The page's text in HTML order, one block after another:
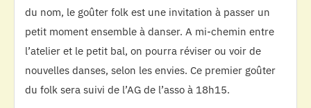
du nom, le goûter folk est une invitation à passer un
petit moment ensemble à danser. A mi-chemin entre
l’atelier et le petit bal, on pourra réviser ou voir de
nouvelles danses, selon les envies. Ce premier goûter
du folk sera suivi de l’AG de l’asso à 18h15.